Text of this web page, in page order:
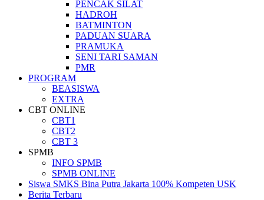
PENCAK SILAT
HADROH
BATMINTON
PADUAN SUARA
PRAMUKA
SENI TARI SAMAN
PMR
PROGRAM
BEASISWA
EXTRA
CBT ONLINE
CBT1
CBT2
CBT 3
SPMB
INFO SPMB
SPMB ONLINE
Siswa SMKS Bina Putra Jakarta 100% Kompeten USK
Berita Terbaru